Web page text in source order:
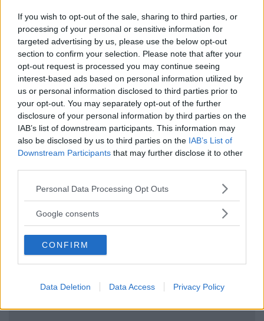
If you wish to opt-out of the sale, sharing to third parties, or
processing of your personal or sensitive information for
targeted advertising by us, please use the below opt-out
section to confirm your selection. Please note that after your
opt-out request is processed you may continue seeing
interest-based ads based on personal information utilized by
us or personal information disclosed to third parties prior to
your opt-out. You may separately opt-out of the further
disclosure of your personal information by third parties on the
IAB’s list of downstream participants. This information may
also be disclosed by us to third parties on the IAB’s List of
Downstream Participants that may further disclose it to other
Please note that this website/app uses one or more Google
not limited to your visit or usage behaviour. You may click to
use your data for below specified purposes in below Google
consent section.
Personal Data Processing Opt Outs
Google consents
CONFIRM
Data Deletion Data Access Privacy Policy
Utile
)
Macri78
New Advisor
«Adorabili! »
28.09.25
8.7
Mia figlia li adora. Li vorrebbe tutti perché sono morbidi,
colorati e con occhioni dolcissimi.
continua a leggere
Guarda tutte le opinioni degli utenti
Effettua l'accesso per scrivere una recensione